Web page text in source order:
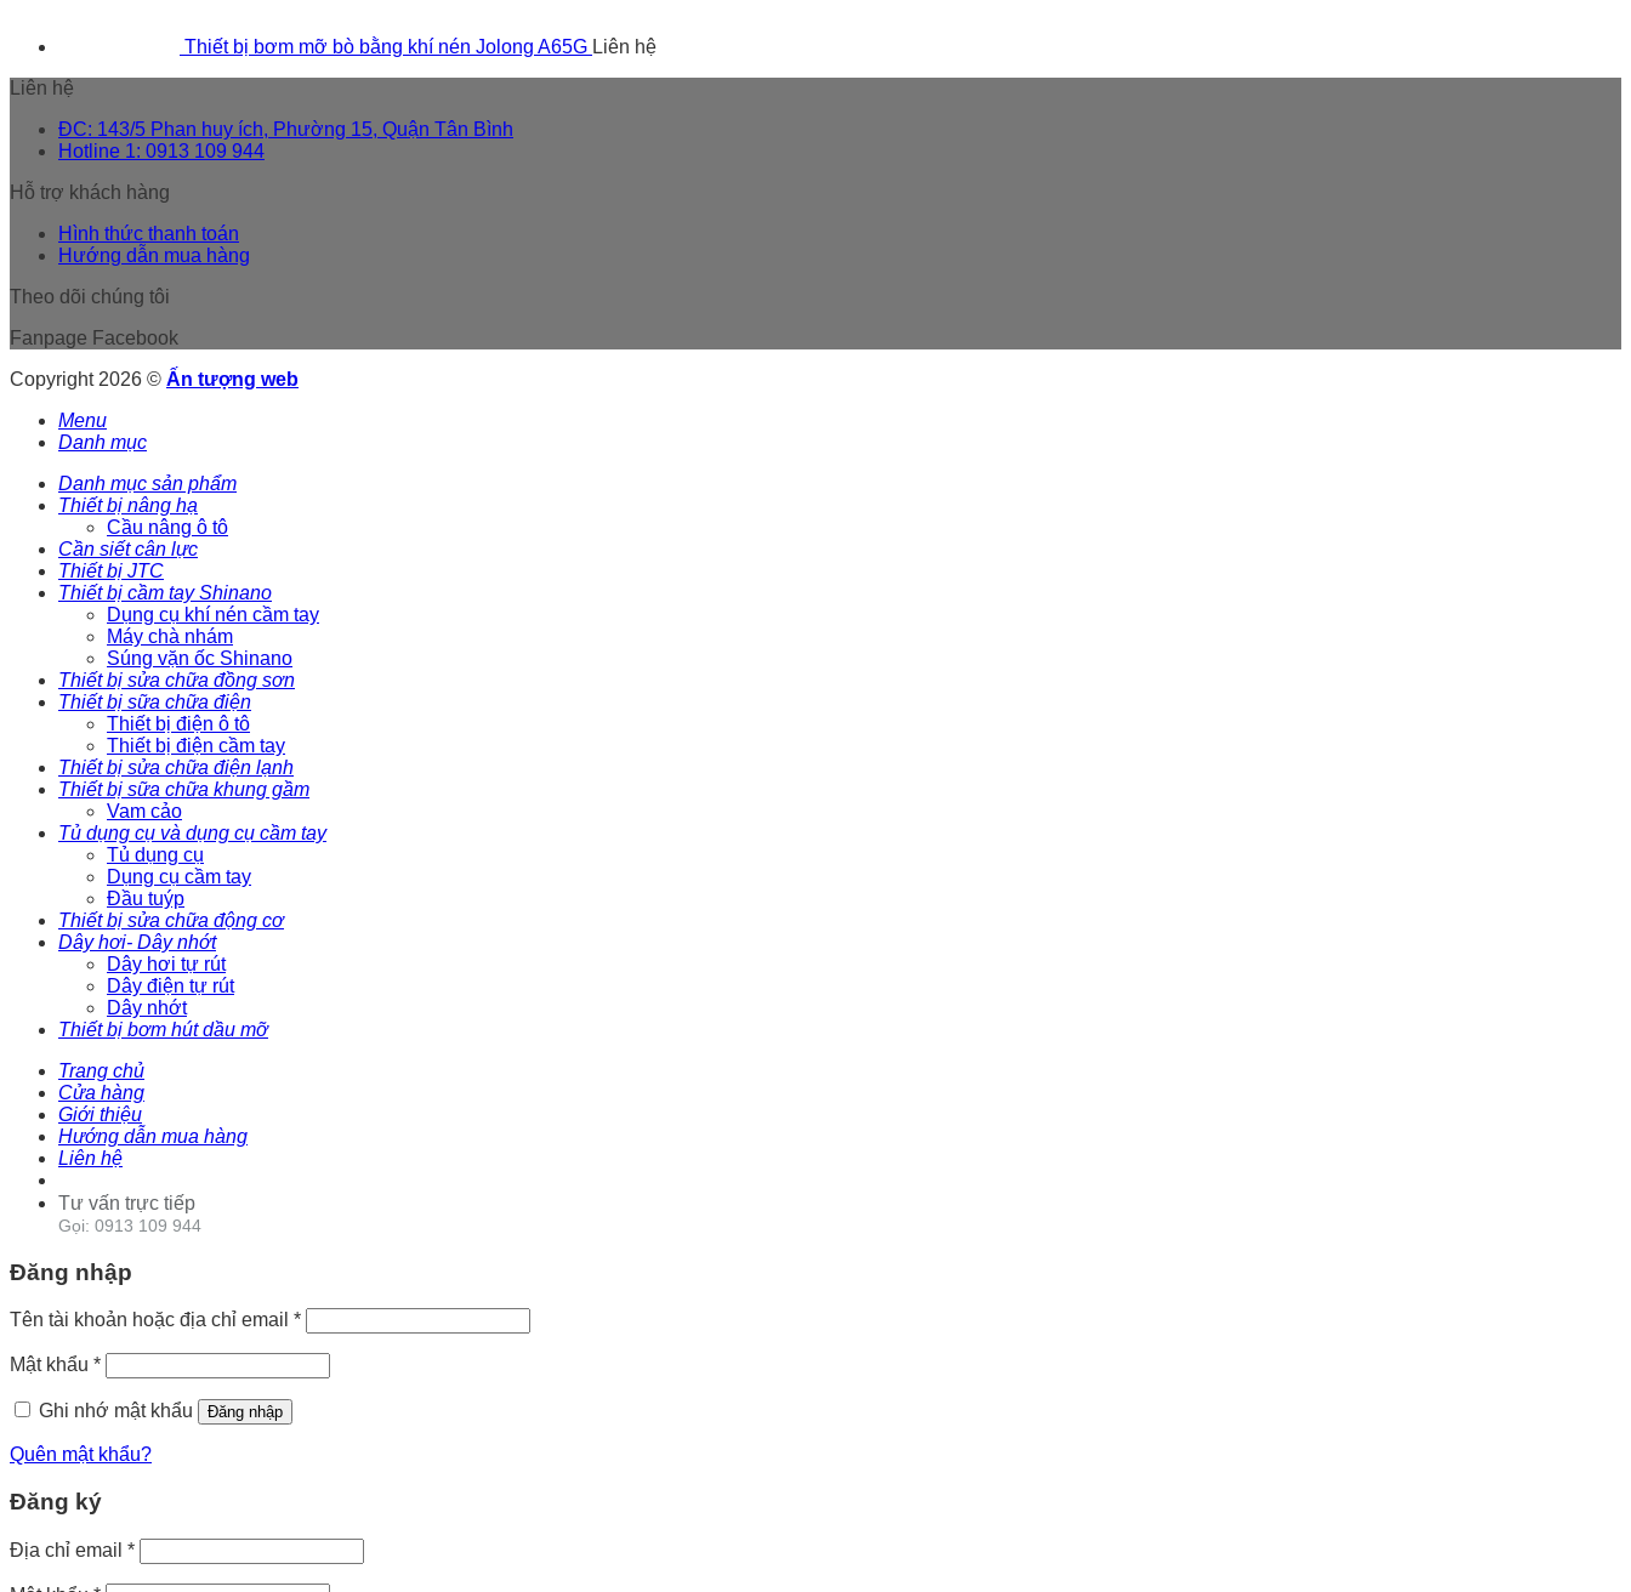
Thiết bị bơm mỡ bò bằng khí nén Jolong A65G Liên hệ
Liên hệ
ĐC: 143/5 Phan huy ích, Phường 15, Quận Tân Bình
Hotline 1: 0913 109 944
Hỗ trợ khách hàng
Hình thức thanh toán
Hướng dẫn mua hàng
Theo dõi chúng tôi
Fanpage Facebook
Copyright 2026 © Ấn tượng web
Menu
Danh mục
Danh mục sản phẩm
Thiết bị nâng hạ
Cầu nâng ô tô
Cần siết cân lực
Thiết bị JTC
Thiết bị cầm tay Shinano
Dụng cụ khí nén cầm tay
Máy chà nhám
Súng vặn ốc Shinano
Thiết bị sửa chữa đồng sơn
Thiết bị sữa chữa điện
Thiết bị điện ô tô
Thiết bị điện cầm tay
Thiết bị sửa chữa điện lạnh
Thiết bị sữa chữa khung gầm
Vam cảo
Tủ dụng cụ và dụng cụ cầm tay
Tủ dụng cụ
Dụng cụ cầm tay
Đầu tuýp
Thiết bị sửa chữa động cơ
Dây hơi- Dây nhớt
Dây hơi tự rút
Dây điện tự rút
Dây nhớt
Thiết bị bơm hút dầu mỡ
Trang chủ
Cửa hàng
Giới thiệu
Hướng dẫn mua hàng
Liên hệ
Tư vấn trực tiếp
Gọi: 0913 109 944
Đăng nhập
Tên tài khoản hoặc địa chỉ email *
Mật khẩu *
Ghi nhớ mật khẩu Đăng nhập
Quên mật khẩu?
Đăng ký
Địa chỉ email *